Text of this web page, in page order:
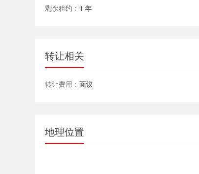
剩余租约： 1 年
转让相关
转让费用： 面议
地理位置